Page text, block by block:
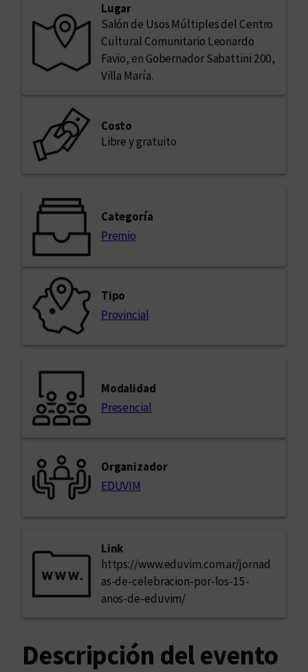
Lugar
Salón de Usos Múltiples del Centro
Cultural Comunitario Leonardo
Favio, en Gobernador Sabattini 200,
Villa María.
Costo
Libre y gratuito
Categoría
Premio
Tipo
Provincial
Modalidad
Presencial
Organizador
EDUVIM
Link
https://www.eduvim.com.ar/jornad
as-de-celebracion-por-los-15-
anos-de-eduvim/
Descripción del evento